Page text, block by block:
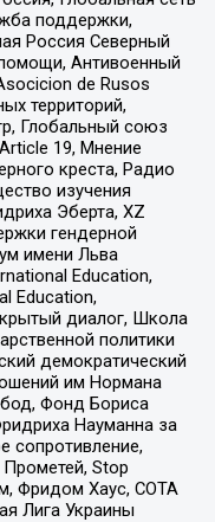
поддержки,
Россия Северный
Антивоенный
de Rusos
территорий,
Глобальный союз
19, Мнение
креста, Радио
изучения
Эберта, XZ
гендерной
имени Льва
Education,
Education,
диалог, Школа
политики
демократический
им Нормана
Фонд Бориса
Науманна за
сопротивление,
Stop
Фридом Хаус, СОТА
Лига Украины